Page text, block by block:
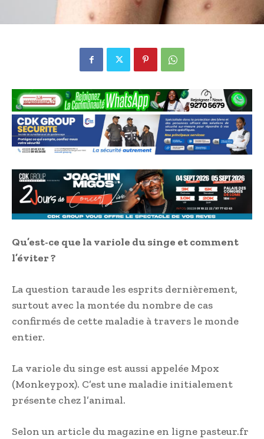
Qu’est-ce que la variole du singe et comment
l’éviter ?
La question taraude les esprits dernièrement,
surtout avec la montée du nombre de cas
confirmés de cette maladie à travers le monde
entier.
La variole du singe est aussi appelée Mpox
(Monkeypox). C’est une maladie initialement
présente chez l’animal.
Selon un article du magazine en ligne pasteur.fr